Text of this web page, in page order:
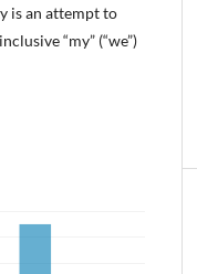
is an attempt to
“my” (“we”)